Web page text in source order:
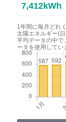
7,412kWh
1年間に毎月どれ
太陽エネルギー(
平均データの中で
ータを使用してい